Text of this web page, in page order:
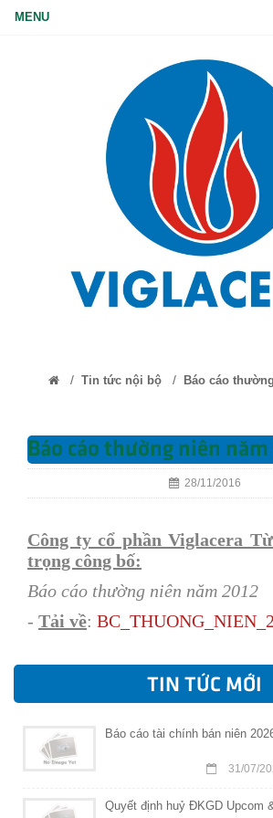
/ Tin tức nội bộ / Báo cáo
Báo cáo thường niên năm
28/11/2016
Công ty cổ phần Viglacera
trọng công bố:
Báo cáo thường niên năm 2012
- Tải về:
TIN TỨC MỚI
Báo cáo tài chính bán niên
31/07/
Quyết định huỷ ĐKGD Upcom